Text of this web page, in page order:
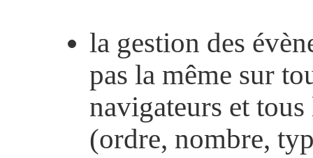
la gestion des
pas la même sur
navigateurs et
(ordre, nombre,